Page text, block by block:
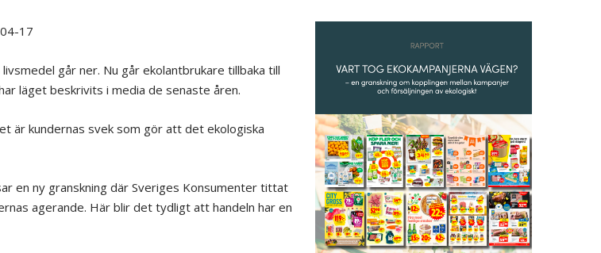
17
går ner. Nu går ekolantbrukare tillbaka till
läget beskrivits i media de senaste åren.
är kundernas svek som gör att det ekologiska
en ny granskning där Sveriges Konsumenter tittat
agerande. Här blir det tydligt att handeln har en